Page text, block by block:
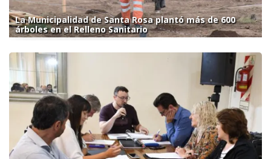
La Municipalidad de Santa Rosa plantó más de 600
árboles en el Relleno Sanitario